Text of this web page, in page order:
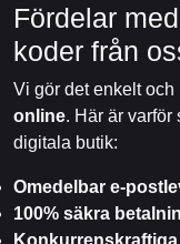
Fördelar
koder från
Vi gör det enkelt
online. Här är
digitala butik:
Omedelbar e-
100% säkra